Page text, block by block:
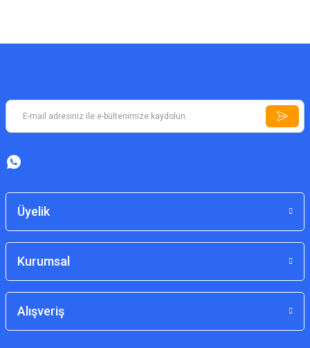
Üyelik
Kurumsal
Alışveriş